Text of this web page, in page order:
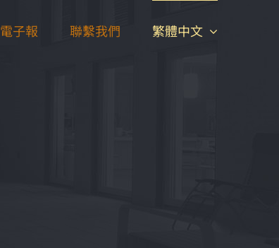
電子報 聯繫我們 繁體中文